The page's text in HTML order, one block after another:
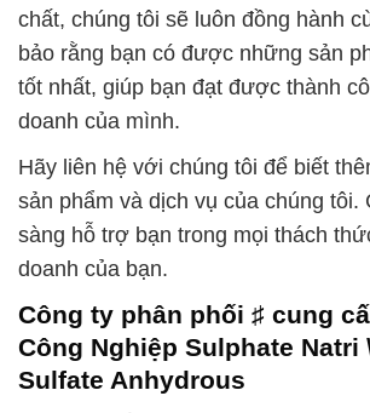
chất, chúng tôi sẽ luôn đồng hành
bảo rằng bạn có được những sản
tốt nhất, giúp bạn đạt được thành
doanh của mình.
Hãy liên hệ với chúng tôi để biết
sản phẩm và dịch vụ của chúng tôi.
sàng hỗ trợ bạn trong mọi thách
doanh của bạn.
Công ty phân phối ♯ cung
Công Nghiệp Sulphate Natri
Sulfate Anhydrous